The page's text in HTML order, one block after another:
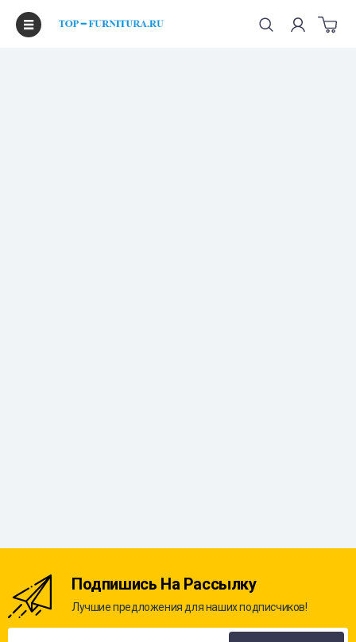
Подпишись На Рассылку
Лучшие предложения для наших подписчиков!